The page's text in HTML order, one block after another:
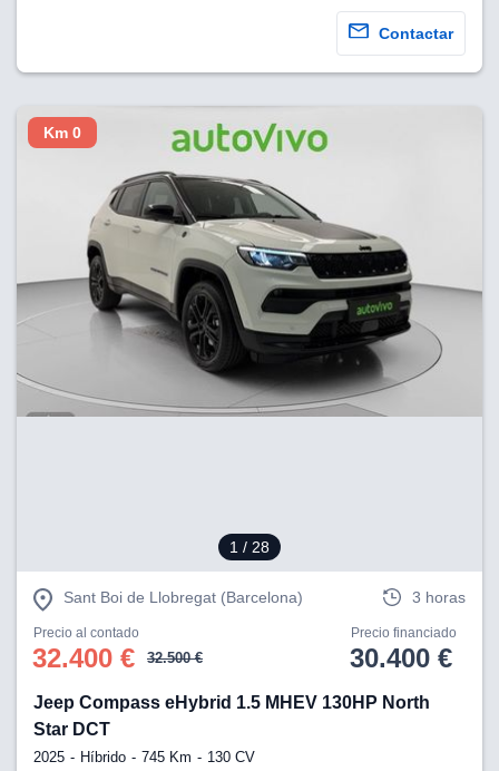
Contactar
1 / 28
Km 0
Sant Boi de Llobregat (Barcelona) 3 horas
Precio al contado
32.400 € 32.500 €
Precio financiado
30.400 €
Jeep Compass eHybrid 1.5 MHEV 130HP North
Star DCT
2025 Híbrido 745 Km 130 CV